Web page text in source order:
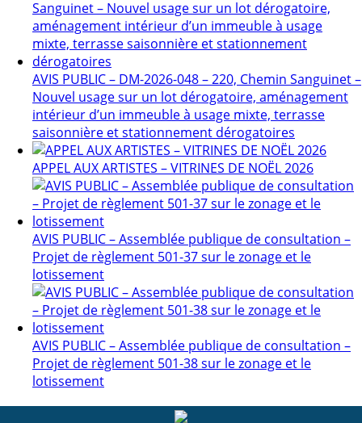
AVIS PUBLIC – DM-2026-048 – 220, Chemin Sanguinet –
Nouvel usage sur un lot dérogatoire, aménagement
intérieur d’un immeuble à usage mixte, terrasse
saisonnière et stationnement dérogatoires
APPEL AUX ARTISTES – VITRINES DE NOËL 2026
AVIS PUBLIC – Assemblée publique de consultation –
Projet de règlement 501-37 sur le zonage et le
lotissement
AVIS PUBLIC – Assemblée publique de consultation –
Projet de règlement 501-38 sur le zonage et le
lotissement